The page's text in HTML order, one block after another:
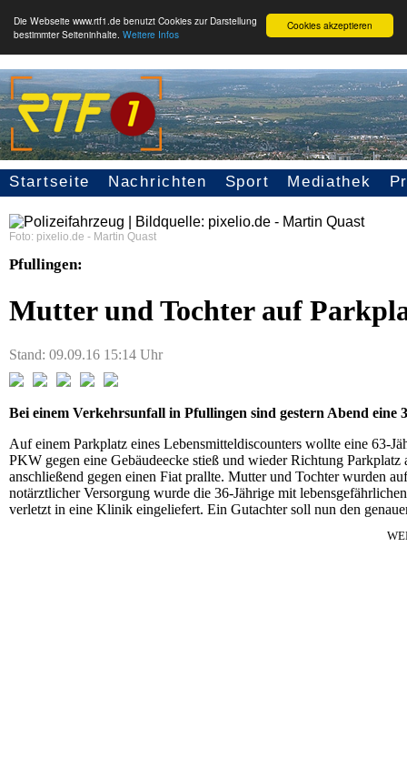
Cookies akzeptieren
Die Webseite www.rtf1.de benutzt Cookies zur Darstellung
bestimmter Seiteninhalte. Weitere Infos
Seitennavigation
Startseite Nachrichten Sport Mediathek
Foto: pixelio.de - Martin Quast
Pfullingen:
Mutter und Tochter auf
Stand: 09.09.16 15:14 Uhr
Bei einem Verkehrsunfall in Pfullingen sind gestern Abend
Auf einem Parkplatz eines Lebensmitteldiscounters wollte eine 63-
PKW gegen eine Gebäudeecke stieß und wieder Richtung
anschließend gegen einen Fiat prallte. Mutter und Tochter wurden
notärztlicher Versorgung wurde die 36-Jährige mit
verletzt in eine Klinik eingeliefert. Ein Gutachter soll nun den